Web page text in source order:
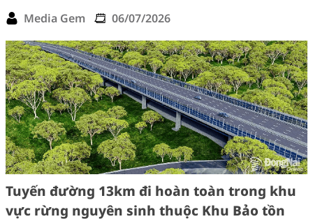
Media Gem 06/07/2026
Tuyến đường 13km đi hoàn toàn trong khu
vực rừng nguyên sinh thuộc Khu Bảo tồn